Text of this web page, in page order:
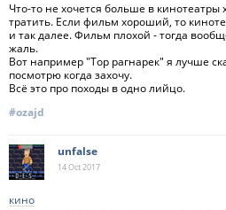
Что-то не хочется больше в кинотеатры
тратить. Если фильм хороший, то
и так далее. Фильм плохой - тогда
жаль.
Вот например "Тор рагнарек" я лучше
посмотрю когда захочу.
Всё это про походы в одно лийцо.
#ozajd
unfalse
14 Oct2017
кино